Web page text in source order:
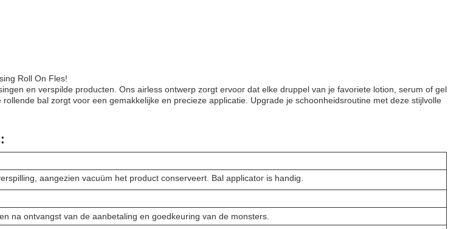
Roll On Fles!
en verspilde producten. Ons airless ontwerp zorgt ervoor dat elke druppel van je favoriete lotion, serum of gel
bal zorgt voor een gemakkelijke en precieze applicatie. Upgrade je schoonheidsroutine met deze stijlvolle
aangezien vacuüm het product conserveert. Bal applicator is handig.
na ontvangst van de aanbetaling en goedkeuring van de monsters.